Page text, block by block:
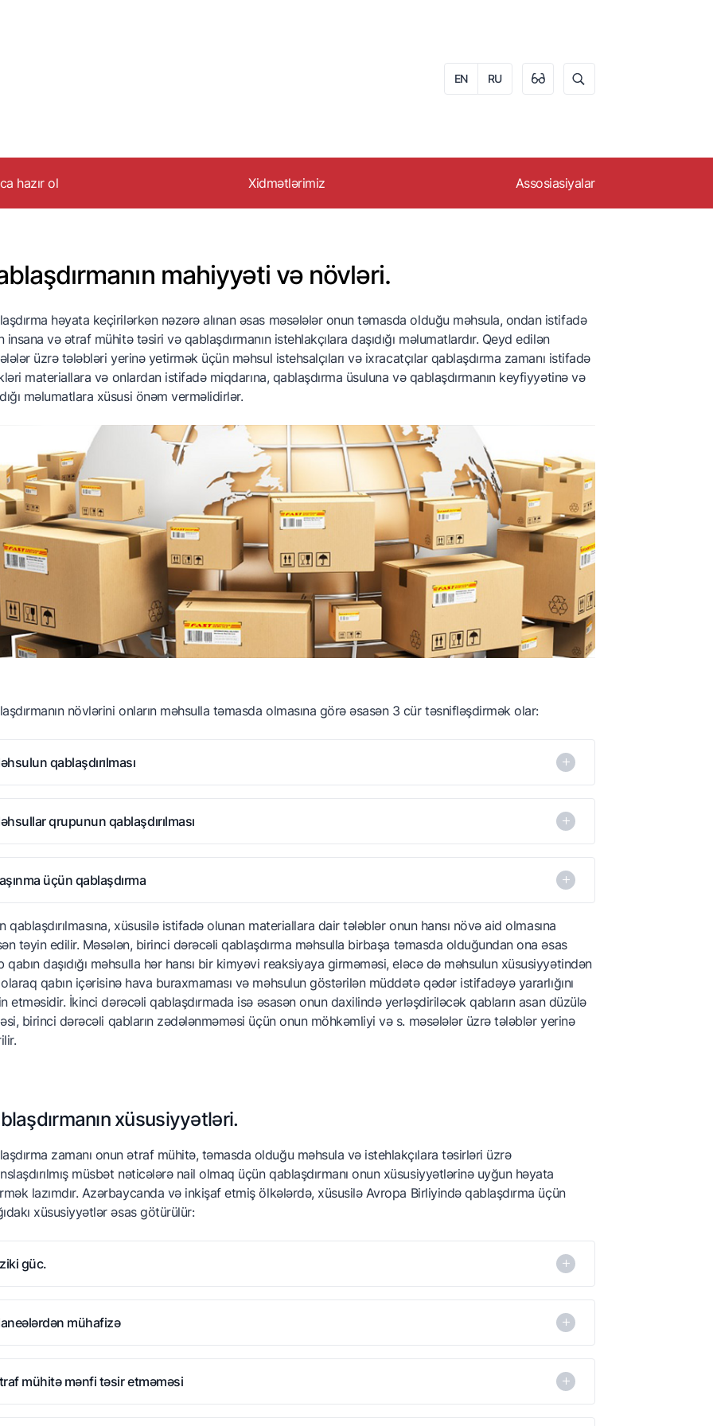
EN RU
hazır ol
Ticarət
gömrük amili
və
Xidmətlərimiz
Təşkilati dəstək
Assosiasiyalar
Azərbaycan Meyvə-
Tərəvəz İstehsalçıları və
İxracatçıları Assosiasiyası
Azərbaycan Nar
mahiyyəti və növləri.
həyata keçirilərkən nəzərə alınan əsas məsələlər onun təmasda olduğu məhsula, ondan istifadə
insana və ətraf mühitə təsiri və qablaşdırmanın istehlakçılara daşıdığı məlumatlardır. Qeyd edilən
üzrə tələbləri yerinə yetirmək üçün məhsul istehsalçıları və ixracatçılar qablaşdırma zamanı istifadə
materiallara və onlardan istifadə miqdarına, qablaşdırma üsuluna və qablaşdırmanın keyfiyyətinə və
məlumatlara xüsusi önəm verməlidirlər.
növlərini onların məhsulla təmasda olmasına görə əsasən 3 cür təsnifləşdirmək olar:
qablaşdırılması
məhsulla birbaşa təmasda olur (məsələn, çay paketi).
qrupunun qablaşdırılması
məhsulla birbaşa təmasda olur (məsələn, çay paketi).
üçün qablaşdırma
son istehlakçıya çatdırılması üçün qablaşdırılması. Buna birinci dərəcəli qablaşdırma da deyilir
məhsulla birbaşa təmasda olur (məsələn, çay paketi).
qablaşdırılmasına, xüsusilə istifadə olunan materiallara dair tələblər onun hansı növə aid olmasına
təyin edilir. Məsələn, birinci dərəcəli qablaşdırma məhsulla birbaşa təmasda olduğundan ona əsas
qabın daşıdığı məhsulla hər hansı bir kimyəvi reaksiyaya girməməsi, eləcə də məhsulun xüsusiyyətindən
olaraq qabın içərisinə hava buraxmaması və məhsulun göstərilən müddətə qədər istifadəyə yararlığını
etməsidir. İkinci dərəcəli qablaşdırmada isə əsasən onun daxilində yerləşdiriləcək qabların asan düzülə
birinci dərəcəli qabların zədələnməməsi üçün onun möhkəmliyi və s. məsələlər üzrə tələblər yerinə
xüsusiyyətləri.
zamanı onun ətraf mühitə, təmasda olduğu məhsula və istehlakçılara təsirləri üzrə
müsbət nəticələrə nail olmaq üçün qablaşdırmanı onun xüsusiyyətlərinə uyğun həyata
lazımdır. Azərbaycanda və inkişaf etmiş ölkələrdə, xüsusilə Avropa Birliyində qablaşdırma üçün
xüsusiyyətlər əsas götürülür:
güc.
məhsulla birbaşa təmasda olur (məsələn, çay paketi).
mühafizə
məhsulla birbaşa təmasda olur (məsələn, çay paketi).
mühitə mənfi təsir etməməsi